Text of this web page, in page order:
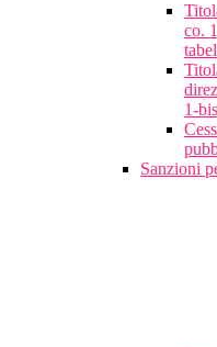
co.
1-
Sanzioni